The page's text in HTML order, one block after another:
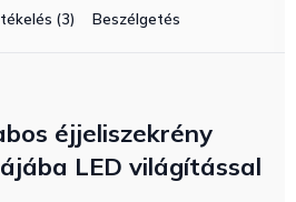
(3) Beszélgetés
éjjeliszekrény
LED világítással